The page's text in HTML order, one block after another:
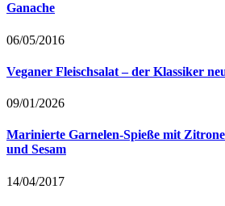
Ganache
06/05/2016
Veganer Fleischsalat – der Klassiker
09/01/2026
Marinierte Garnelen-Spieße mit
und Sesam
14/04/2017